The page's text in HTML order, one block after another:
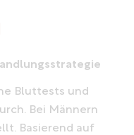
Bluttests und
Bei Männern
Basierend auf